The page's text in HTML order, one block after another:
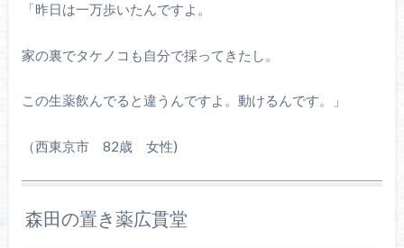
「昨日は一万歩いたんですよ。
家の裏でタケノコも自分で採ってきたし。
この生薬飲んでると違うんですよ。動けるんです。」
（西東京市 82歳 女性)
森田の置き薬広貫堂